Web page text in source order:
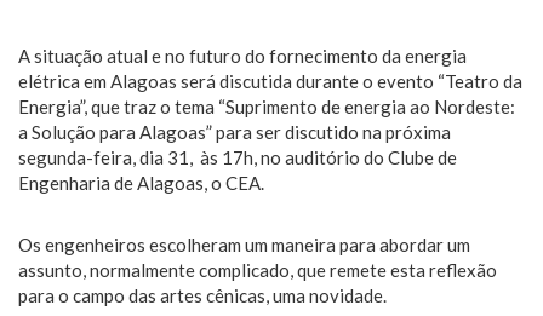
A situação atual e no futuro do fornecimento da energia
elétrica em Alagoas será discutida durante o evento “Teatro da
Energia”, que traz o tema “Suprimento de energia ao Nordeste:
a Solução para Alagoas” para ser discutido na próxima
segunda-feira, dia 31, às 17h, no auditório do Clube de
Engenharia de Alagoas, o CEA.
Os engenheiros escolheram um maneira para abordar um
assunto, normalmente complicado, que remete esta reflexão
para o campo das artes cênicas, uma novidade.